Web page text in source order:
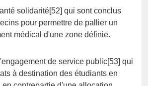
solidarité[52] qui sont conclus
pour permettre de pallier un
médical d'une zone définie.
de service public[53] qui
à destination des étudiants en